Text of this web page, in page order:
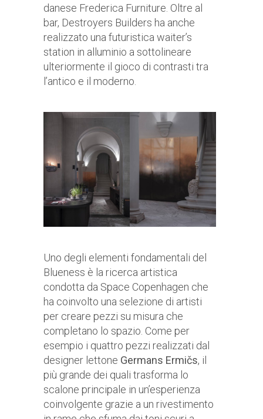
danese Frederica Furniture. Oltre al
bar, Destroyers Builders ha anche
realizzato una futuristica waiter’s
station in alluminio a sottolineare
ulteriormente il gioco di contrasti tra
l’antico e il moderno.
Uno degli elementi fondamentali del
Blueness è la ricerca artistica
condotta da Space Copenhagen che
ha coinvolto una selezione di artisti
per creare pezzi su misura che
completano lo spazio. Come per
esempio i quattro pezzi realizzati dal
designer lettone Germans Ermičs, il
più grande dei quali trasforma lo
scalone principale in un’esperienza
coinvolgente grazie a un rivestimento